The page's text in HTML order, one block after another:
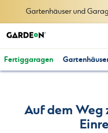
Gartenhäuser und
Fertiggaragen
Auf dem Weg